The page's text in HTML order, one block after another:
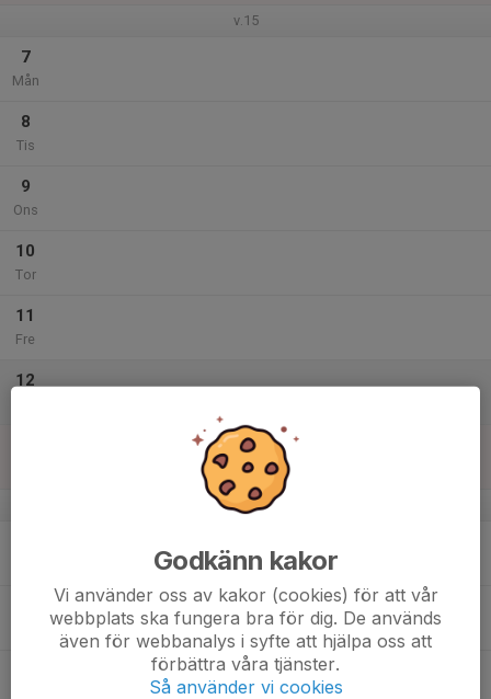
v.15
7
Mån
8
Tis
9
Ons
10
Tor
11
Fre
12
v.16
Godkänn kakor
Vi använder oss av kakor (cookies) för att vår
webbplats ska fungera bra för dig. De används
även för webbanalys i syfte att hjälpa oss att
förbättra våra tjänster.
Så använder vi cookies